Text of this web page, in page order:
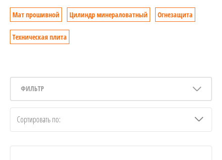
Мат прошивной Цилиндр минераловатный Огнезащита
Техническая плита
ФИЛЬТР
Сортировать по: